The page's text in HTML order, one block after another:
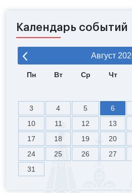
Календарь событий
Август
Пн Вт Ср Чт
3
4 5 6
10
11 12 13
17
18 19 20
24
25 26 27
31